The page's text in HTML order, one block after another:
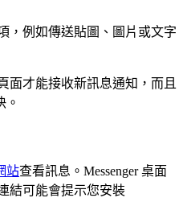
，例如傳送貼圖、圖片或文字
面才能接收新訊息通知，而且
。
站查看訊息。Messenger 桌面
結可能會提示您安裝